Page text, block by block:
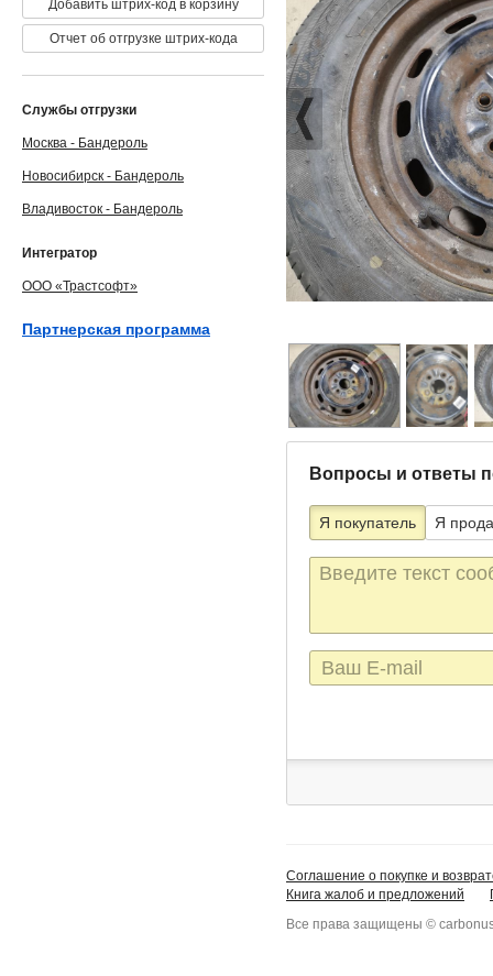
Вопросы и ответы
Я покупатель Я
Текст
сообщения
E-
mail
Добавить штрих-код в корзину
Отчет об отгрузке штрих-кода
Службы отгрузки
Москва - Бандероль
Новосибирск - Бандероль
Владивосток - Бандероль
Интегратор
ООО «Трастсофт»
Партнерская программа
Соглашение о покупке и
Книга жалоб и предложений
Все права защищены ©